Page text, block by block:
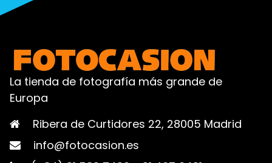
La tienda de fotografía más grande de
Europa
Ribera de Curtidores 22, 28005 Madrid
info@fotocasion.es